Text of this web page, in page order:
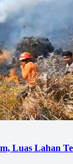
Luas Lahan